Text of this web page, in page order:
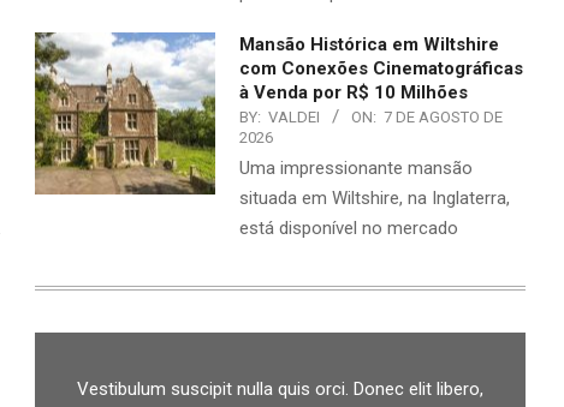
Mansão Histórica em Wiltshire
com Conexões Cinematográficas
à Venda por R$ 10 Milhões
BY: VALDEI ON: 7 DE AGOSTO DE
2026
Uma impressionante mansão
situada em Wiltshire, na Inglaterra,
está disponível no mercado
Vestibulum suscipit nulla quis orci. Donec elit libero,